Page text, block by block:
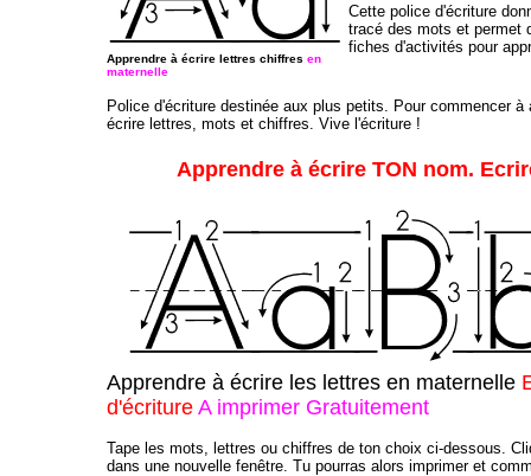
Apprendre à écrire lettres chiffres en
maternelle
Cette police d'écriture
tracé des mots et permet
fiches d'activités pour
Police d'écriture destinée aux plus petits. Pour commencer à
écrire lettres, mots et chiffres. Vive l'écriture !
Apprendre à écrire TON nom.
Apprendre à écrire les lettres en maternelle
d'écriture A imprimer Gratuitement
Tape les mots, lettres ou chiffres de ton choix ci-dessous.
dans une nouvelle fenêtre. Tu pourras alors imprimer et